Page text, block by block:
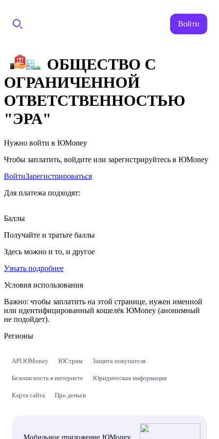
Войти
ОБЩЕСТВО С
ОГРАНИЧЕННОЙ
ОТВЕТСТВЕННОСТЬЮ
"ЭРА"
Нужно войти в ЮMoney
Чтобы заплатить, войдите или зарегистрируйтесь в ЮMoney
ВойтиЗарегистрироваться
Для платежа подходят:
Баллы
Получайте и тратьте баллы
Здесь можно и то, и другое
Узнать подробнее
Условия использования
Важно: чтобы заплатить на этой странице, нужен именной
или идентифицированный кошелёк ЮMoney (анонимный
не подойдет).
Регионы
API ЮMoney ЮСтрим Защита покупателя
Безопасность в интернете Юридическая информация
Карта сайта Про деньги
Мобильное приложение ЮMoney